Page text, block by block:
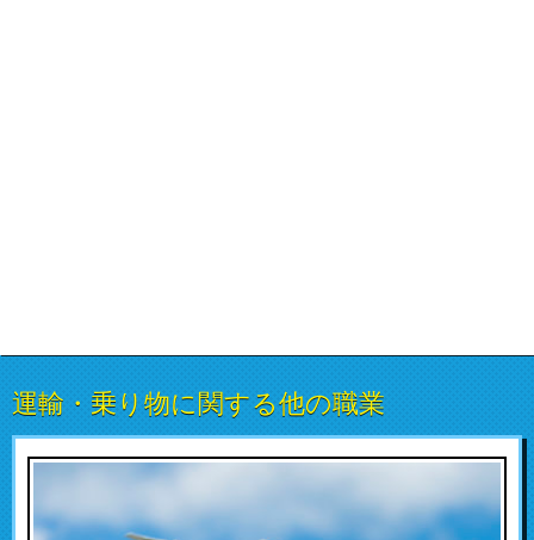
運輸・乗り物に関する他の職業